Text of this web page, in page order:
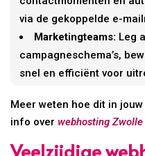
via de gekoppelde e-
Marketingteams: Leg
campagneschema’s,
snel en efficiënt voor
Meer weten hoe dit in
info overwebhosting Zwolle
Veelzijdige